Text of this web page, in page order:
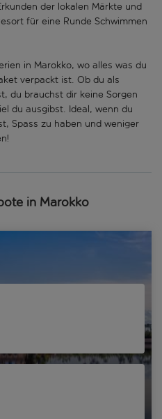
der lokalen Märkte und
für eine Runde Schwimmen
in Marokko, wo alles was du
verpackt ist. Ob du als
du brauchst dir keine Sorgen
du ausgibst. Ideal, wenn du
Spass zu haben und weniger
in Marokko